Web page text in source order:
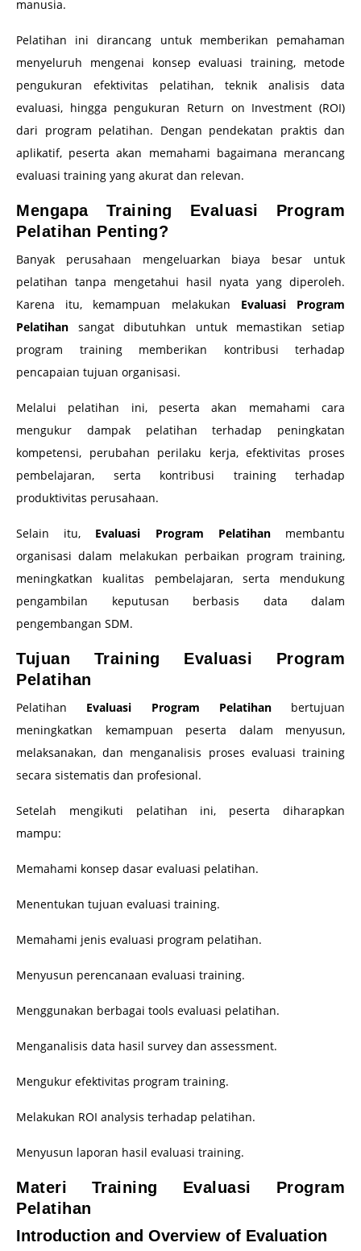
manusia.
Pelatihan ini dirancang untuk memberikan pemahaman
menyeluruh mengenai konsep evaluasi training, metode
pengukuran efektivitas pelatihan, teknik analisis data
evaluasi, hingga pengukuran Return on Investment (ROI)
dari program pelatihan. Dengan pendekatan praktis dan
aplikatif, peserta akan memahami bagaimana merancang
evaluasi training yang akurat dan relevan.
Mengapa Training Evaluasi Program
Pelatihan Penting?
Banyak perusahaan mengeluarkan biaya besar untuk
pelatihan tanpa mengetahui hasil nyata yang diperoleh.
Karena itu, kemampuan melakukan Evaluasi Program
Pelatihan sangat dibutuhkan untuk memastikan setiap
program training memberikan kontribusi terhadap
pencapaian tujuan organisasi.
Melalui pelatihan ini, peserta akan memahami cara
mengukur dampak pelatihan terhadap peningkatan
kompetensi, perubahan perilaku kerja, efektivitas proses
pembelajaran, serta kontribusi training terhadap
produktivitas perusahaan.
Selain itu, Evaluasi Program Pelatihanmembantu
organisasi dalam melakukan perbaikan program training,
meningkatkan kualitas pembelajaran, serta mendukung
pengambilan keputusan berbasis data dalam
pengembangan SDM.
Tujuan Training Evaluasi Program
Pelatihan
Pelatihan Evaluasi Program Pelatihanbertujuan
meningkatkan kemampuan peserta dalam menyusun,
melaksanakan, dan menganalisis proses evaluasi training
secara sistematis dan profesional.
Setelah mengikuti pelatihan ini, peserta diharapkan
mampu:
Memahami konsep dasar evaluasi pelatihan.
Menentukan tujuan evaluasi training.
Memahami jenis evaluasi program pelatihan.
Menyusun perencanaan evaluasi training.
Menggunakan berbagai tools evaluasi pelatihan.
Menganalisis data hasil survey dan assessment.
Mengukur efektivitas program training.
Melakukan ROI analysis terhadap pelatihan.
Menyusun laporan hasil evaluasi training.
Materi Training Evaluasi Program
Pelatihan
Introduction and Overview of Evaluation